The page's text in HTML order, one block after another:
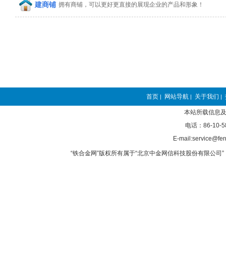
建商铺 拥有商铺，可以更好更直接的展现企业的产品和形象！
首页 | 网站导航 | 关于我们 |
本站所载信息
电话：86-10-
E-
“铁合金网”版权所有属于“北京中金网信科技股份有限公司